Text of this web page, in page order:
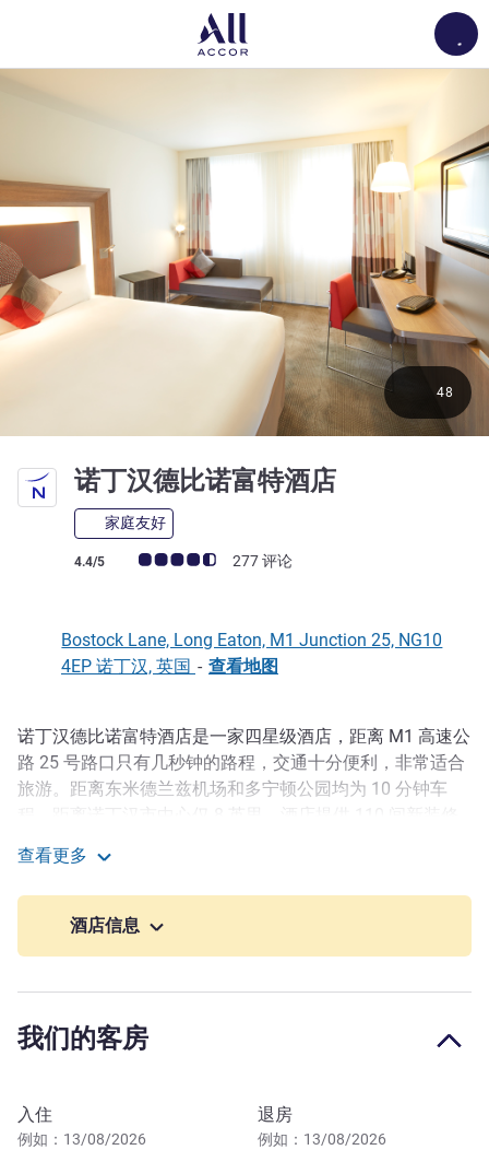
诺丁汉德比诺富特酒店
家庭友好
客户意见评级 (ALL 评级)
4.4/5 277 评论
48
Bostock Lane, Long Eaton, M1 Junction 25, NG10
4EP 诺丁汉, 英国 - 查看地图
描述
诺丁汉德比诺富特酒店是一家四星级酒店，距离 M1 高速公
路 25 号路口只有几秒钟的路程，交通十分便利，非常适合
旅游。距离东米德兰兹机场和多宁顿公园均为 10 分钟车
适的服务。还配有机场穿梭巴士，为客人提供更多便利。
The hotel has 11 meeting rooms, and is located between
Nottingham and Derby, making it a great option for those
accommodate up to 220 guests comfortably, while there's
authentic and casual setting, where guests can enjoy a
with a choice of beers, wines and spirits.
查看更多
酒店信息
我们的客房
预订此酒店
入住
例如：13/08/2026
退房
例如：13/08/2026